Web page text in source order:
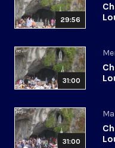
29:56
31:00
31:00